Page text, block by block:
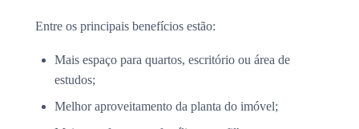
Entre os principais benefícios estão:
Mais espaço para quartos, escritório ou área de
estudos;
Melhor aproveitamento da planta do imóvel;